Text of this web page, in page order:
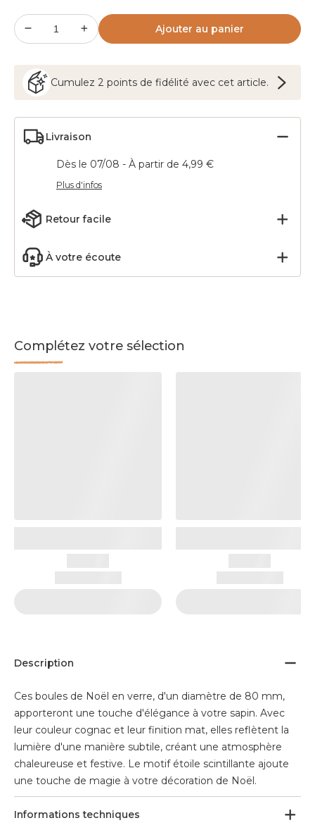
Ajouter au panier
Cumulez 2 points de fidélité avec cet article.
Livraison
Dès le 07/08 - À partir de 4,99 €
Plus d'infos
Retour facile
À votre écoute
Complétez votre sélection
Description
Ces boules de Noël en verre, d'un diamètre de 80 mm,
apporteront une touche d'élégance à votre sapin. Avec
leur couleur cognac et leur finition mat, elles reflètent la
lumière d'une manière subtile, créant une atmosphère
chaleureuse et festive. Le motif étoile scintillante ajoute
une touche de magie à votre décoration de Noël.
Informations techniques